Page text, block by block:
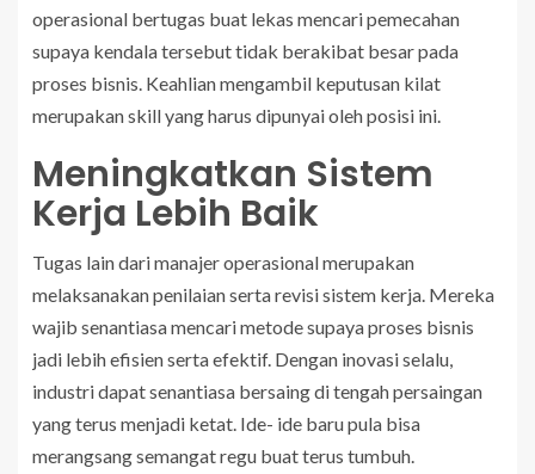
operasional bertugas buat lekas mencari pemecahan
supaya kendala tersebut tidak berakibat besar pada
proses bisnis. Keahlian mengambil keputusan kilat
merupakan skill yang harus dipunyai oleh posisi ini.
Meningkatkan Sistem
Kerja Lebih Baik
Tugas lain dari manajer operasional merupakan
melaksanakan penilaian serta revisi sistem kerja. Mereka
wajib senantiasa mencari metode supaya proses bisnis
jadi lebih efisien serta efektif. Dengan inovasi selalu,
industri dapat senantiasa bersaing di tengah persaingan
yang terus menjadi ketat. Ide- ide baru pula bisa
merangsang semangat regu buat terus tumbuh.